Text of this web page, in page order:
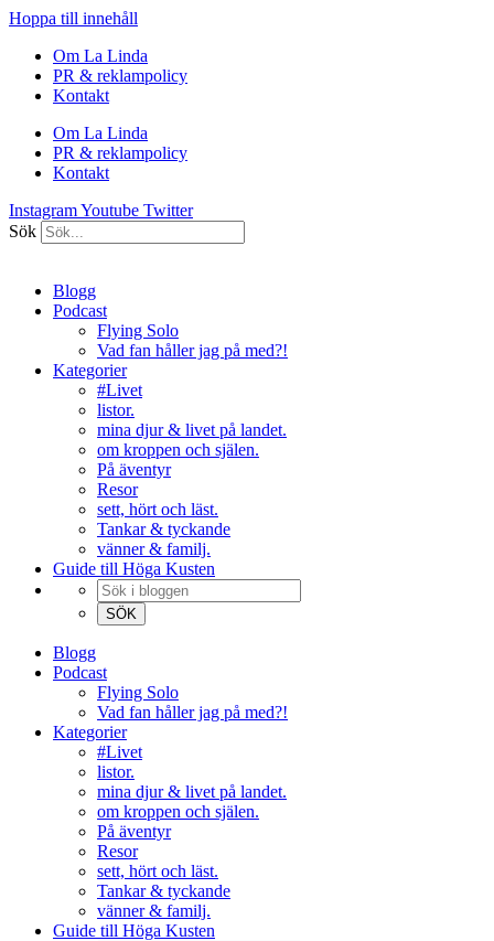
Hoppa till innehåll
Om La Linda
PR & reklampolicy
Kontakt
Om La Linda
PR & reklampolicy
Kontakt
InstagramYoutube Twitter
Sök
Blogg
Podcast
Flying Solo
Vad fan håller jag på med?!
Kategorier
#Livet
listor.
mina djur & livet på landet.
om kroppen och själen.
På äventyr
Resor
sett, hört och läst.
Tankar & tyckande
vänner & familj.
Guide till Höga Kusten
Blogg
Podcast
Flying Solo
Vad fan håller jag på med?!
Kategorier
#Livet
listor.
mina djur & livet på landet.
om kroppen och själen.
På äventyr
Resor
sett, hört och läst.
Tankar & tyckande
vänner & familj.
Guide till Höga Kusten